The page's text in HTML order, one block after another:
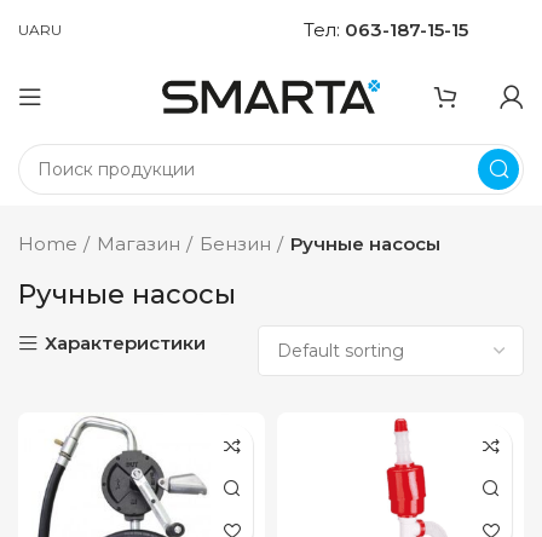
UARU Тел: 063-187-15-15
Home Магазин Бензин Ручные насосы
Ручные насосы
Характеристики